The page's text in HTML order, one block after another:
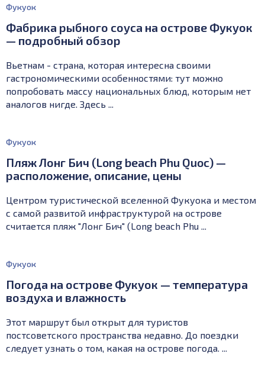
Фукуок
Фабрика рыбного соуса на острове Фукуок
— подробный обзор
Вьетнам - страна, которая интересна своими
гастрономическими особенностями: тут можно
попробовать массу национальных блюд, которым нет
аналогов нигде. Здесь ...
Фукуок
Пляж Лонг Бич (Long beach Phu Quoc) —
расположение, описание, цены
Центром туристической вселенной Фукуока и местом
с самой развитой инфраструктурой на острове
считается пляж "Лонг Бич" (Long beach Phu ...
Фукуок
Погода на острове Фукуок — температура
воздуха и влажность
Этот маршрут был открыт для туристов
постсоветского пространства недавно. До поездки
следует узнать о том, какая на острове погода. ...